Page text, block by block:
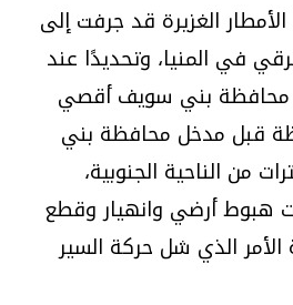
الغزيرة قد جرفت إلى
في المنيا، وتحديدًا عند
اتجاه محافظة بني سويف أقصي
قبل مدخل محافظة بني
كيلو مترات من الناحية الجنوبية،
أرضي وانهيار وقطع
الذي شل حركة السير